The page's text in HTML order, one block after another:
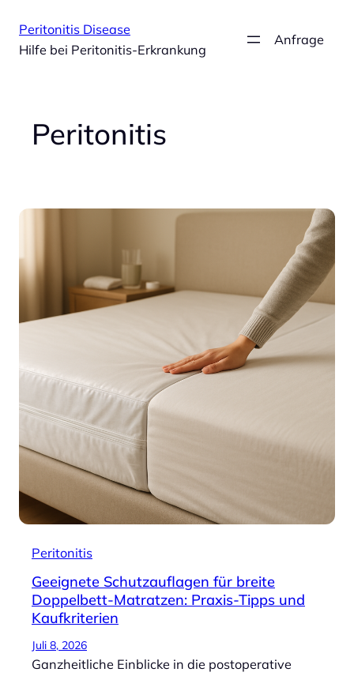
Inhalt
springen
Peritonitis Disease
Hilfe bei Peritonitis-Erkrankung
Anfrage
Peritonitis
Peritonitis
Geeignete Schutzauflagen für breite
Doppelbett-Matratzen: Praxis-Tipps und
Kaufkriterien
Juli 8, 2026
Ganzheitliche Einblicke in die postoperative